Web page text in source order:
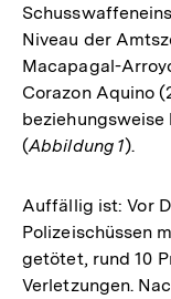
Niveau der
Macapagal-
Corazon Aquino
(Abbildung 1).
Auffällig ist: Vor
Polizeischüssen
getötet, rund 10
Verletzungen.